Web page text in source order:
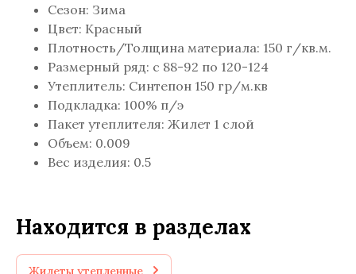
Сезон: Зима
Цвет: Красный
Плотность/Толщина материала: 150 г/кв.м.
Размерный ряд: с 88-92 по 120-124
Утеплитель: Синтепон 150 гр/м.кв
Подкладка: 100% п/э
Пакет утеплителя: Жилет 1 слой
Объем: 0.009
Вес изделия: 0.5
Находится в разделах
Жилеты утепленные